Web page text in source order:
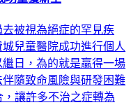
被視為絕症的罕見疾
兒童醫院成功進行個人
日，為的就是贏得一場
隨致命風險與研發困難
讓許多不治之症轉為